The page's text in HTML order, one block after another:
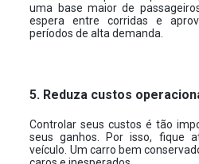
uma base maior de
espera entre corridas e
períodos de alta demanda.
5. Reduza custos
Controlar seus custos é tão
seus ganhos. Por isso, fique
veículo. Um carro bem